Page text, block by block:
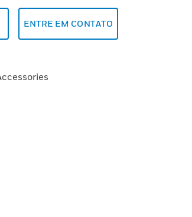
ENTRE EM CONTATO